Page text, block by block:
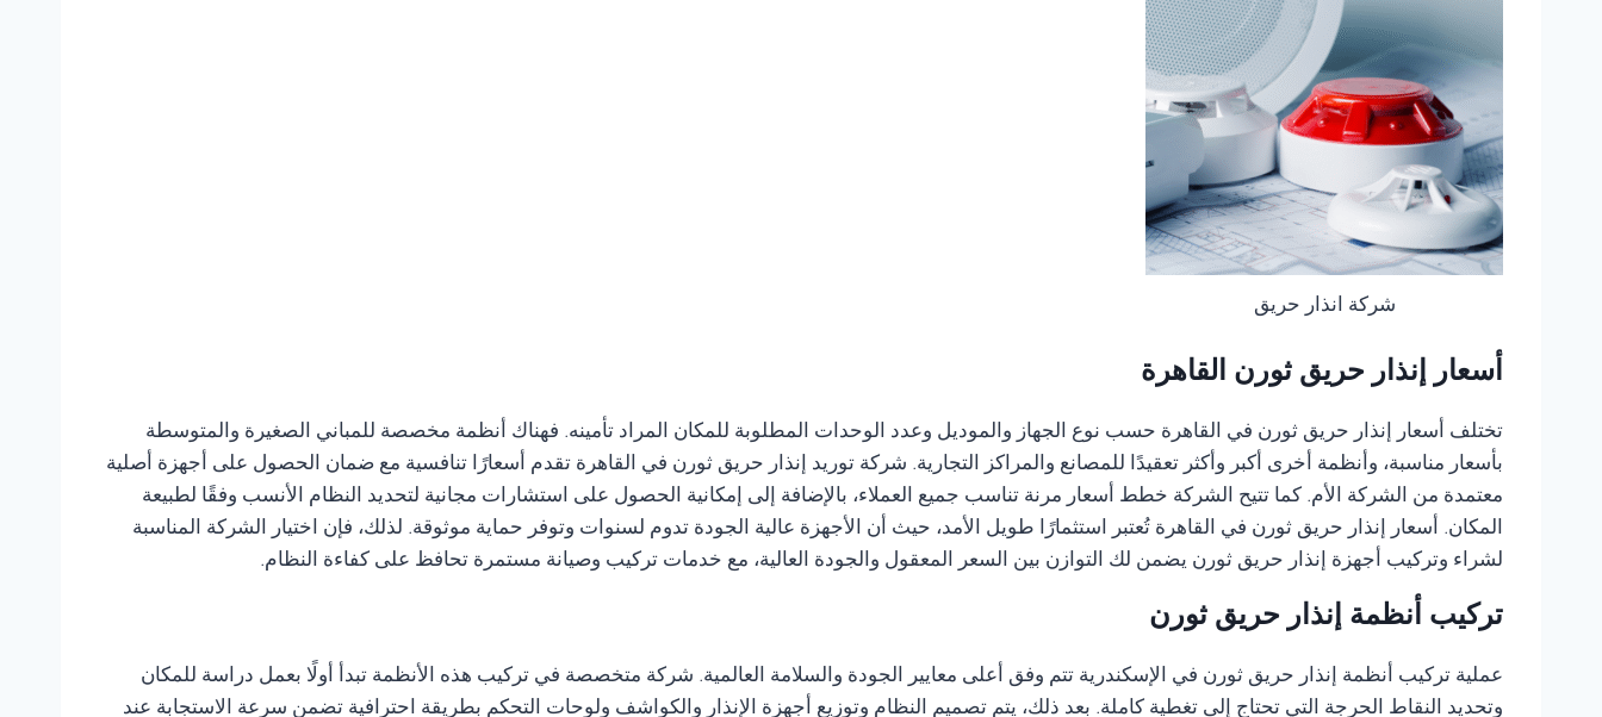
شركة انذار حريق
أسعار إنذار حريق ثورن القاهرة
تختلف أسعار إنذار حريق ثورن في القاهرة حسب نوع الجهاز والموديل وعدد الوحدات المطلوبة للمكان المراد تأمينه. فهناك أنظمة مخصصة للمباني الصغيرة والمتوسطة
بأسعار مناسبة، وأنظمة أخرى أكبر وأكثر تعقيدًا للمصانع والمراكز التجارية. شركة توريد إنذار حريق ثورن في القاهرة تقدم أسعارًا تنافسية مع ضمان الحصول على أجهزة أصلية
معتمدة من الشركة الأم. كما تتيح الشركة خطط أسعار مرنة تناسب جميع العملاء، بالإضافة إلى إمكانية الحصول على استشارات مجانية لتحديد النظام الأنسب وفقًا لطبيعة
المكان. أسعار إنذار حريق ثورن في القاهرة تُعتبر استثمارًا طويل الأمد، حيث أن الأجهزة عالية الجودة تدوم لسنوات وتوفر حماية موثوقة. لذلك، فإن اختيار الشركة المناسبة
لشراء وتركيب أجهزة إنذار حريق ثورن يضمن لك التوازن بين السعر المعقول والجودة العالية، مع خدمات تركيب وصيانة مستمرة تحافظ على كفاءة النظام.
تركيب أنظمة إنذار حريق ثورن
عملية تركيب أنظمة إنذار حريق ثورن في الإسكندرية تتم وفق أعلى معايير الجودة والسلامة العالمية. شركة متخصصة في تركيب هذه الأنظمة تبدأ أولًا بعمل دراسة للمكان
وتحديد النقاط الحرجة التي تحتاج إلى تغطية كاملة. بعد ذلك، يتم تصميم النظام وتوزيع أجهزة الإنذار والكواشف ولوحات التحكم بطريقة احترافية تضمن سرعة الاستجابة عند